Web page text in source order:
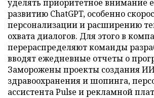
уделять приоритетное внимание
развитию ChatGPT, особенно
персонализации и расширению
охвата диалогов. Для этого в
перераспределяют команды
вводят ежедневные отчеты о
Заморожены проекты создания
здравоохранения и шопинга,
ассистента Pulse и рекламной